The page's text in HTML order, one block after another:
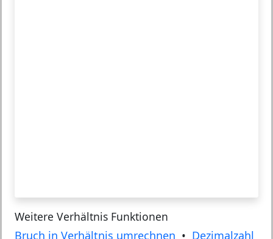
Weitere Verhältnis Funktionen
Bruch in Verhältnis umrechnen • Dezimalzahl